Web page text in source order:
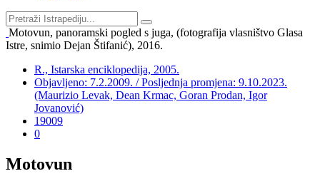
Motovun, panoramski pogled s juga, (fotografija vlasništvo Glasa
Istre, snimio Dejan Štifanić), 2016.
R., Istarska enciklopedija, 2005.
Objavljeno: 7.2.2009. / Posljednja promjena: 9.10.2023.
(Maurizio Levak, Dean Krmac, Goran Prodan, Igor
Jovanović)
19009
0
Motovun